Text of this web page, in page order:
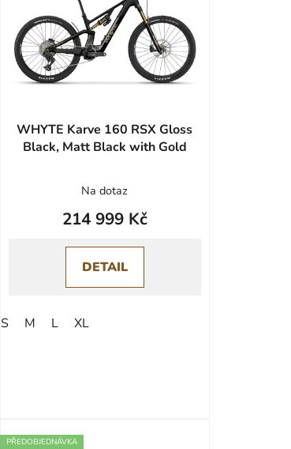
WHYTE Karve 160 RSX Gloss
Black, Matt Black with Gold
Na dotaz
214 999 Kč
DETAIL
S M L XL
PŘEDOBJEDNÁVKA